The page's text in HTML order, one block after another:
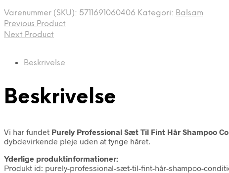
Varenummer (SKU): 5711691060406 Kategori: Balsam
Previous Product
Next Product
Beskrivelse
Beskrivelse
Vi har fundet Purely Professional Sæt Til Fint Hår Shampoo
dybdevirkende pleje uden at tynge håret.
Yderlige produktinformationer:
Produkt id: purely-professional-sæt-til-fint-hår-shampoo-